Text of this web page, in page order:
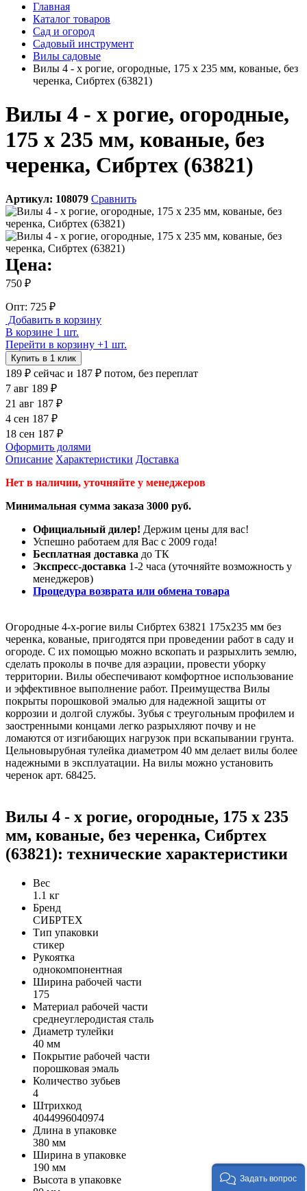
Главная
Каталог товаров
Сад и огород
Садовый инструмент
Вилы садовые
Вилы 4 - х рогие, огородные, 175 х 235 мм, кованые, без
черенка, Сибртех (63821)
Вилы 4 - х рогие, огородные,
175 х 235 мм, кованые, без
черенка, Сибртех (63821)
Артикул: 108079 Сравнить
Цена:
750 ₽
Опт: 725 ₽
Добавить в корзину
В корзине 1 шт.
Перейти в корзину +1 шт.
Купить в 1 клик
189 ₽ сейчас и 187 ₽ потом, без переплат
7 авг 189 ₽
21 авг 187 ₽
4 сен 187 ₽
18 сен 187 ₽
Оформить долями
Описание Характеристики Доставка
Нет в наличии, уточняйте у менеджеров
Минимальная сумма заказа 3000 руб.
Официальный дилер! Держим цены для вас!
Успешно работаем для Вас с 2009 года!
Бесплатная доставка до ТК
Экспресс-доставка 1-2 часа (уточняйте возможность у
менеджеров)
Процедура возврата или обмена товара
Огородные 4-х-рогие вилы Сибртех 63821 175х235 мм без
черенка, кованые, пригодятся при проведении работ в саду и
огороде. С их помощью можно вскопать и разрыхлить землю,
сделать проколы в почве для аэрации, провести уборку
территории. Вилы обеспечивают комфортное использование
и эффективное выполнение работ. Преимущества Вилы
покрыты порошковой эмалью для надежной защиты от
коррозии и долгой службы. Зубья с треугольным профилем и
заостренными концами легко разрыхляют почву и не
ломаются от изгибающих нагрузок при вскапывании грунта.
Цельновырубная тулейка диаметром 40 мм делает вилы более
надежными в эксплуатации. На вилы можно установить
черенок арт. 68425.
Вилы 4 - х рогие, огородные, 175 х 235
мм, кованые, без черенка, Сибртех
(63821): технические характеристики
Вес
1.1 кг
Бренд
СИБРТЕХ
Тип упаковки
стикер
Рукоятка
однокомпонентная
Ширина рабочей части
175
Материал рабочей части
среднеуглеродистая сталь
Диаметр тулейки
40 мм
Покрытие рабочей части
порошковая эмаль
Количество зубьев
4
Штрихкод
4044996040974
Длина в упаковке
380 мм
Ширина в упаковке
190 мм
Высота в упаковке
Задать вопрос